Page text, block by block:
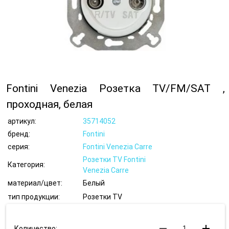
Fontini Venezia Розетка TV/FM/SAT ,
проходная, белая
артикул:
35714052
бренд:
Fontini
серия:
Fontini Venezia Carre
Категория:
Розетки TV Fontini
Venezia Carre
материал/цвет:
Белый
тип продукции:
Розетки TV